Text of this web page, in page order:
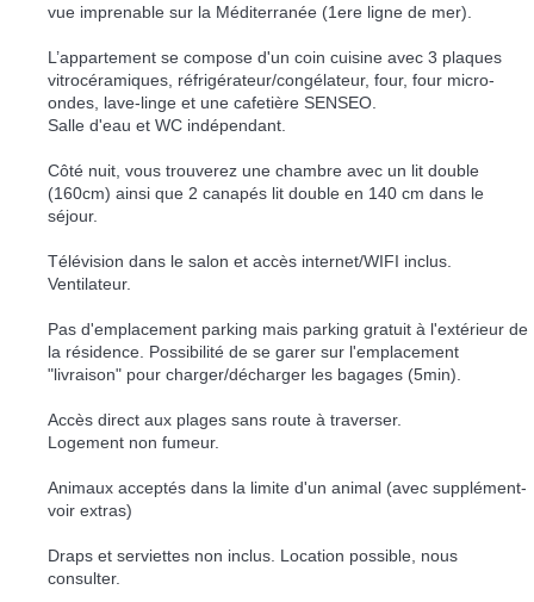
vue imprenable sur la Méditerranée (1ere ligne de mer).
L’appartement se compose d'un coin cuisine avec 3 plaques
vitrocéramiques, réfrigérateur/congélateur, four, four micro-
ondes, lave-linge et une cafetière SENSEO.
Salle d'eau et WC indépendant.
Côté nuit, vous trouverez une chambre avec un lit double
(160cm) ainsi que 2 canapés lit double en 140 cm dans le
séjour.
Télévision dans le salon et accès internet/WIFI inclus.
Ventilateur.
Pas d'emplacement parking mais parking gratuit à l'extérieur de
la résidence. Possibilité de se garer sur l'emplacement
"livraison" pour charger/décharger les bagages (5min).
Accès direct aux plages sans route à traverser.
Logement non fumeur.
Animaux acceptés dans la limite d'un animal (avec supplément-
voir extras)
Draps et serviettes non inclus. Location possible, nous
consulter.